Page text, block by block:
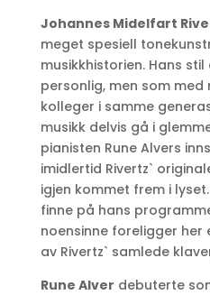
Johannes Midelfart
meget spesiell
musikkhistorien. Hans
personlig, men som med
kolleger i samme
musikk delvis gå i
pianisten Rune Alvers
imidlertid Rivertz`
igjen kommet frem i
finne på hans
noensinne foreligger her
av Rivertz` samlede
Rune Alver debuterte